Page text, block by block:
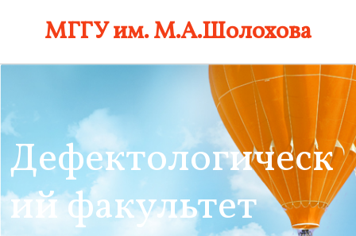
МГГУ им. М.А.Шолохова
Дефектологическ
ий факультет